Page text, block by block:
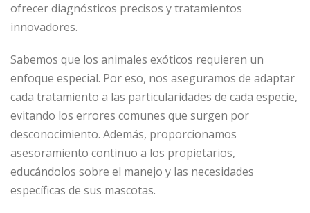
ofrecer diagnósticos precisos y tratamientos
innovadores.
Sabemos que los animales exóticos requieren un
enfoque especial. Por eso, nos aseguramos de adaptar
cada tratamiento a las particularidades de cada especie,
evitando los errores comunes que surgen por
desconocimiento. Además, proporcionamos
asesoramiento continuo a los propietarios,
educándolos sobre el manejo y las necesidades
específicas de sus mascotas.